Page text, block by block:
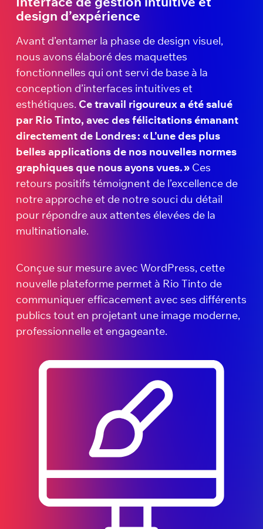
design d’expérience
Avant d’entamer la phase de design visuel,
nous avons élaboré des maquettes
fonctionnelles qui ont servi de base à la
conception d’interfaces intuitives et
esthétiques. Ce travail rigoureux a été salué
par Rio Tinto, avec des félicitations émanant
directement de Londres : « L’une des plus
belles applications de nos nouvelles normes
graphiques que nous ayons vues. » Ces
retours positifs témoignent de l’excellence de
notre approche et de notre souci du détail
pour répondre aux attentes élevées de la
multinationale.
Conçue sur mesure avec WordPress, cette
nouvelle plateforme permet à Rio Tinto de
communiquer efficacement avec ses différents
publics tout en projetant une image moderne,
professionnelle et engageante.